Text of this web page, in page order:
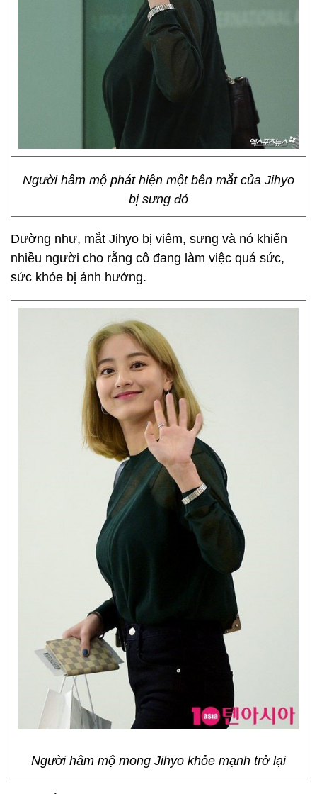
Người hâm mộ phát hiện một bên mắt của Jihyo
bị sưng đỏ
Dường như, mắt Jihyo bị viêm, sưng và nó khiến
nhiều người cho rằng cô đang làm việc quá sức,
sức khỏe bị ảnh hưởng.
Người hâm mộ mong Jihyo khỏe mạnh trở lại